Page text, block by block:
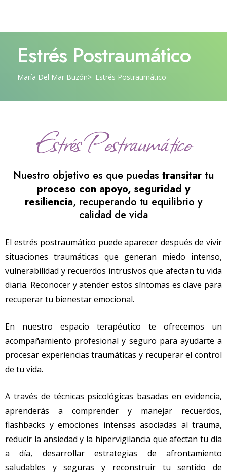
Estrés Postraumático
María Del Mar Buzón Estrés Postraumático
Estrés Postraumático
Nuestro objetivo es que puedas transitar tu
proceso con apoyo, seguridad y
resiliencia, recuperando tu equilibrio y
calidad de vida
El estrés postraumático puede aparecer después de vivir
situaciones traumáticas que generan miedo intenso,
vulnerabilidad y recuerdos intrusivos que afectan tu vida
diaria. Reconocer y atender estos síntomas es clave para
recuperar tu bienestar emocional.
En nuestro espacio terapéutico te ofrecemos un
acompañamiento profesional y seguro para ayudarte a
procesar experiencias traumáticas y recuperar el control
de tu vida.
A través de técnicas psicológicas basadas en evidencia,
aprenderás a comprender y manejar recuerdos,
flashbacks y emociones intensas asociadas al trauma,
reducir la ansiedad y la hipervigilancia que afectan tu día
a día, desarrollar estrategias de afrontamiento
saludables y seguras y reconstruir tu sentido de